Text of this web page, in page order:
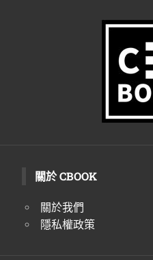
關於 CBOOK
關於我們
隱私權政策